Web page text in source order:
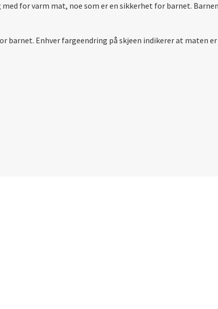
for varm mat, noe som er en sikkerhet for barnet.
barnet. Enhver fargeendring på skjeen indikererat maten er